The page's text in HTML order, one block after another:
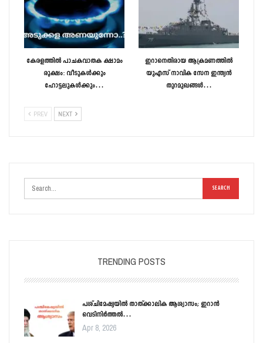
കേരളത്തിൽ പാചകവാതക ക്ഷാമം
രൂക്ഷം: വീടുകൾക്കും
ഹോട്ടലുകൾക്കും…
ഇറാനെതിരായ ആക്രമണത്തിൽ
യുഎസ് നാവിക സേന ഇന്ത്യൻ
തുറമുഖങ്ങൾ…
PREV NEXT
TRENDING POSTS
പശ്ചിമേഷ്യയിൽ താത്ക്കാലിക ആശ്വാസം; ഇറാൻ
വെടിനിർത്തൽ…
Apr 8, 2026